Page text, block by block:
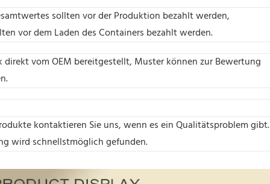
sollten vor der Produktion bezahlt werden,
vor dem Laden des Containers bezahlt werden.
direkt vom OEM bereitgestellt, Muster können zur Bewertung
kontaktieren Sie uns, wenn es ein Qualitätsproblem gibt.
wird schnellstmöglich gefunden.